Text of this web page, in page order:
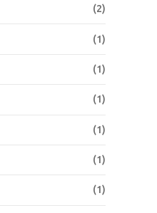
(2)
(1)
(1)
(1)
(1)
(1)
(1)